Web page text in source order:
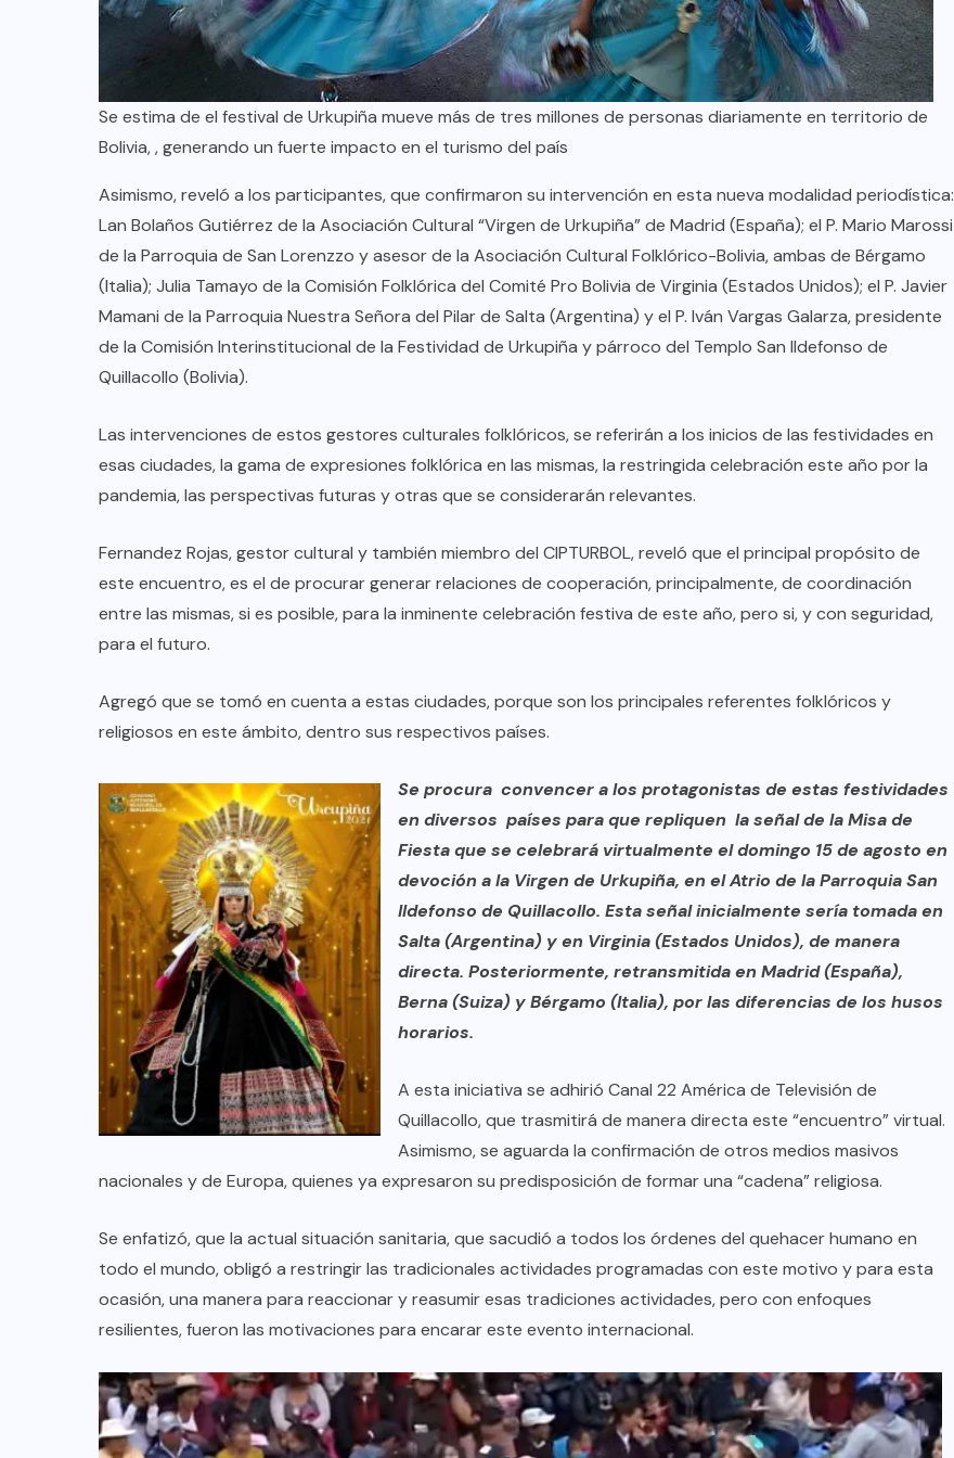
Se estima de el festival de Urkupiña mueve más de tres millones de personas diariamente en territorio de
Bolivia, , generando un fuerte impacto en el turismo del país
Asimismo, reveló a los participantes, que confirmaron su intervención en esta nueva modalidad periodística:
Lan Bolaños Gutiérrez de la Asociación Cultural “Virgen de Urkupiña” de Madrid (España); el P. Mario Marossi
de la Parroquia de San Lorenzzo y asesor de la Asociación Cultural Folklórico-Bolivia, ambas de Bérgamo
(Italia); Julia Tamayo de la Comisión Folklórica del Comité Pro Bolivia de Virginia (Estados Unidos); el P. Javier
Mamani de la Parroquia Nuestra Señora del Pilar de Salta (Argentina) y el P. Iván Vargas Galarza, presidente
de la Comisión Interinstitucional de la Festividad de Urkupiña y párroco del Templo San Ildefonso de
Quillacollo (Bolivia).
Las intervenciones de estos gestores culturales folklóricos, se referirán a los inicios de las festividades en
esas ciudades, la gama de expresiones folklórica en las mismas, la restringida celebración este año por la
pandemia, las perspectivas futuras y otras que se considerarán relevantes.
Fernandez Rojas, gestor cultural y también miembro del CIPTURBOL, reveló que el principal propósito de
este encuentro, es el de procurar generar relaciones de cooperación, principalmente, de coordinación
entre las mismas, si es posible, para la inminente celebración festiva de este año, pero si, y con seguridad,
para el futuro.
Agregó que se tomó en cuenta a estas ciudades, porque son los principales referentes folklóricos y
religiosos en este ámbito, dentro sus respectivos países.
Se procura convencer a los protagonistas de estas festividades
en diversos países para que repliquen la señal de la Misa de
Fiesta que se celebrará virtualmente el domingo 15 de agosto en
devoción a la Virgen de Urkupiña, en el Atrio de la Parroquia San
Ildefonso de Quillacollo. Esta señal inicialmente sería tomada en
Salta (Argentina) y en Virginia (Estados Unidos), de manera
directa. Posteriormente, retransmitida en Madrid (España),
Berna (Suiza) y Bérgamo (Italia), por las diferencias de los husos
horarios.
A esta iniciativa se adhirió Canal 22 América de Televisión de
Quillacollo, que trasmitirá de manera directa este “encuentro” virtual.
Asimismo, se aguarda la confirmación de otros medios masivos
nacionales y de Europa, quienes ya expresaron su predisposición de formar una “cadena” religiosa.
Se enfatizó, que la actual situación sanitaria, que sacudió a todos los órdenes del quehacer humano en
todo el mundo, obligó a restringir las tradicionales actividades programadas con este motivo y para esta
ocasión, una manera para reaccionar y reasumir esas tradiciones actividades, pero con enfoques
resilientes, fueron las motivaciones para encarar este evento internacional.